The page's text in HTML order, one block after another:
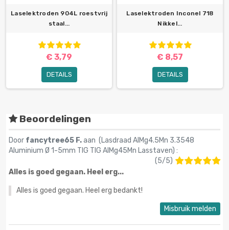
Laselektroden 904L roestvrij
staal...
€ 3,79
DETAILS
Laselektroden Inconel 718
Nikkel...
€ 8,57
DETAILS
Beoordelingen
Door fancytree65 F.aan (Lasdraad AlMg4.5Mn 3.3548
Aluminium Ø 1-5mm TIG TIG AlMg45Mn Lasstaven) :
(5/5)
Alles is goed gegaan. Heel erg...
Alles is goed gegaan. Heel erg bedankt!
Misbruik melden